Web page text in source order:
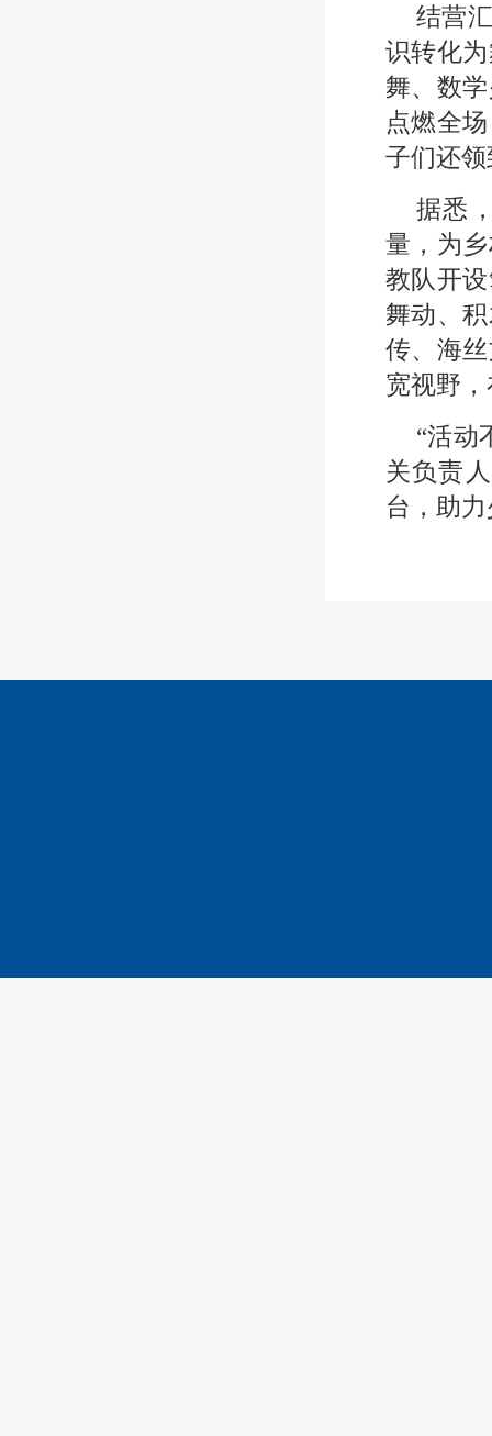
结营
识转化
舞、数
点燃全
子们还
据悉
量，为
教队开
舞动、
传、海
宽视野
“活动
关负责
台，助